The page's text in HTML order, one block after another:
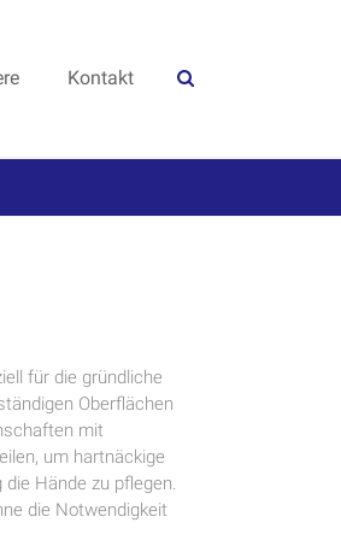
Kontakt
für die gründliche
Oberflächen
mit
um hartnäckige
Hände zu pflegen.
die Notwendigkeit